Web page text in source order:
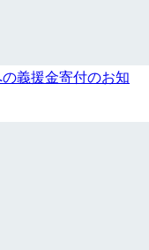
義援金寄付のお知